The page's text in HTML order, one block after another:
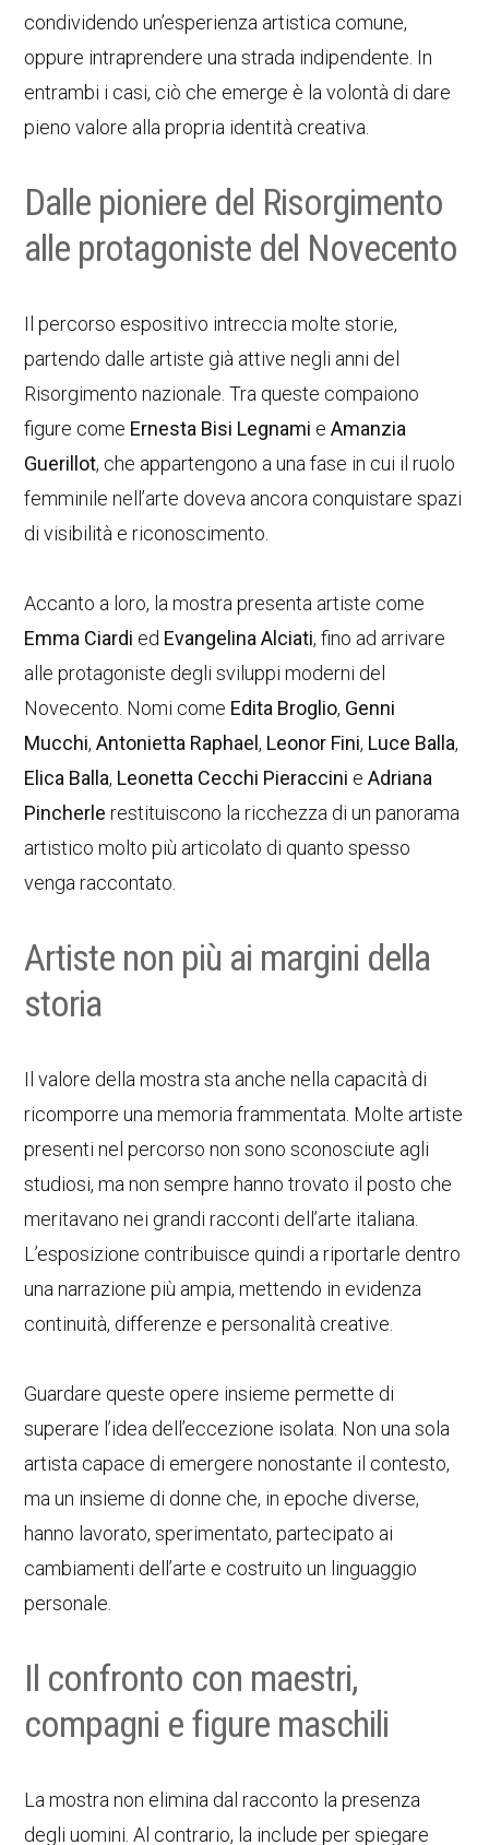
condividendo un’esperienza artistica comune,
oppure intraprendere una strada indipendente. In
entrambi i casi, ciò che emerge è la volontà di dare
pieno valore alla propria identità creativa.
Dalle pioniere del Risorgimento
alle protagoniste del Novecento
Il percorso espositivo intreccia molte storie,
partendo dalle artiste già attive negli anni del
Risorgimento nazionale. Tra queste compaiono
figure come Ernesta Bisi Legnami eAmanzia
Guerillot, che appartengono a una fase in cui il ruolo
femminile nell’arte doveva ancora conquistare spazi
di visibilità e riconoscimento.
Accanto a loro, la mostra presenta artiste come
Emma Ciardi ed Evangelina Alciati, fino ad arrivare
alle protagoniste degli sviluppi moderni del
Novecento. Nomi come Edita Broglio, Genni
Mucchi,Antonietta Raphael, Leonor Fini, Luce Balla,
Elica Balla, Leonetta Cecchi Pieraccini eAdriana
Pincherle restituiscono la ricchezza di un panorama
artistico molto più articolato di quanto spesso
venga raccontato.
Artiste non più ai margini della
storia
Il valore della mostra sta anche nella capacità di
ricomporre una memoria frammentata. Molte artiste
presenti nel percorso non sono sconosciute agli
studiosi, ma non sempre hanno trovato il posto che
meritavano nei grandi racconti dell’arte italiana.
L’esposizione contribuisce quindi a riportarle dentro
una narrazione più ampia, mettendo in evidenza
continuità, differenze e personalità creative.
Guardare queste opere insieme permette di
superare l’idea dell’eccezione isolata. Non una sola
artista capace di emergere nonostante il contesto,
ma un insieme di donne che, in epoche diverse,
hanno lavorato, sperimentato, partecipato ai
cambiamenti dell’arte e costruito un linguaggio
personale.
Il confronto con maestri,
compagni e figure maschili
La mostra non elimina dal racconto la presenza
degli uomini. Al contrario, la include per spiegare